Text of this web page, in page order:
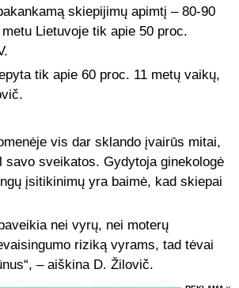
skiepijimų apimtį – 80-90
Lietuvoje tik apie 50 proc.
tik apie 60 proc. 11 metų vaikų,
vis dar sklando įvairūs mitai,
sveikatos. Gydytoja ginekologė
įsitikinimų yra baimė, kad skiepai
nei vyrų, nei moterų
riziką vyrams, tad tėvai
– aiškina D. Žilovič.